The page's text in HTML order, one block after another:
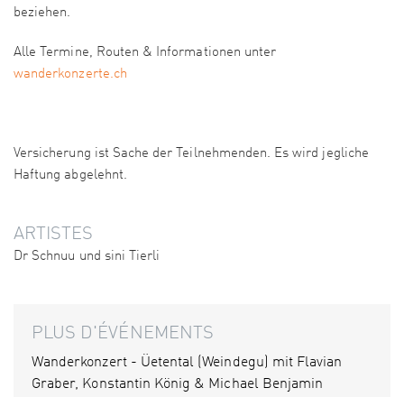
beziehen.
Alle Termine, Routen & Informationen unter
wanderkonzerte.ch
Versicherung ist Sache der Teilnehmenden. Es wird jegliche
Haftung abgelehnt.
ARTISTES
Dr Schnuu und sini Tierli
PLUS D'ÉVÉNEMENTS
Wanderkonzert - Üetental (Weindegu) mit Flavian
Graber, Konstantin König & Michael Benjamin